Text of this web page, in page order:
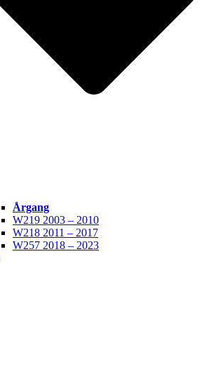
Årgang
W219 2003 – 2010
W218 2011 – 2017
W257 2018 – 2023